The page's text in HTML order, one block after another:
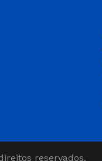
reservados.